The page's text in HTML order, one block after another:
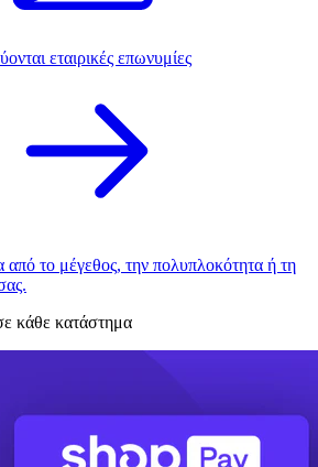
εταιρικές επωνυμίες
από το μέγεθος, την πολυπλοκότητα ή τη
κάθε κατάστημα